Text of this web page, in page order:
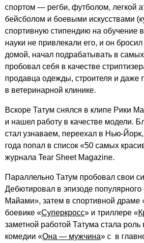
спортом — регби, футболом, легкой
бейсболом и боевыми искусствами
спортивную стипендию на обучение
науки не привлекали его, и он
домой, начал подрабатывать в
пробовал себя в качестве
продавца одежды, строителя и даже
в ветеринарной клинике.
Вскоре Татум снялся в клипе Рики
и нашел работу в качестве модели.
стал узнаваем, переехал в Нью-
года попал в список «50 самых
журнала Tear Sheet Magazine.
Параллельно Татум пробовал свои
Дебютировал в эпизоде популярного
Майами», затем в спортивной драме
боевике «Суперкросс» и триллере «
заметной работой Татума стала
комедии «Она — мужчина» с в